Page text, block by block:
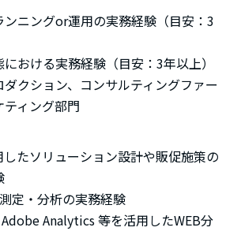
ンニングor運用の実務経験（目安：3
おける実務経験（目安：3年以上）
クション、コンサルティングファー
ィング部門
したソリューション設計や販促施策の
定・分析の実務経験
Analytics 等を活用したWEB分